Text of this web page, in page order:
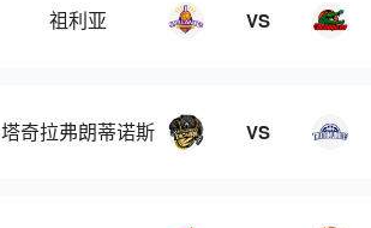
祖利亚 VS
塔奇拉弗朗蒂诺斯 VS